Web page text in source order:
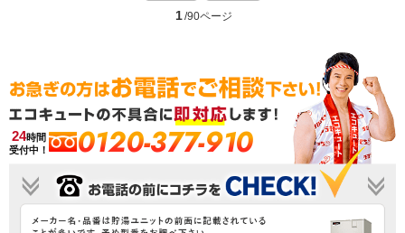
1/90ページ
24時間
受付中！
0120-377-910